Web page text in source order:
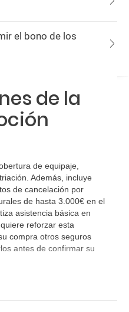
el bono de los
de la
de equipaje,
Además, incluye
de cancelación por
de hasta 3.000€ en el
asistencia básica en
reforzar esta
compra otros seguros
antes de confirmar su